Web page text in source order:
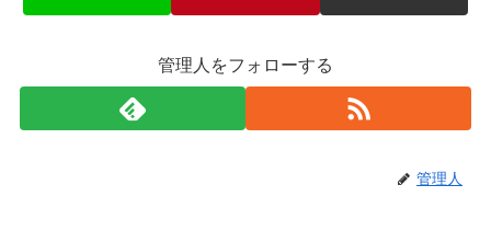
管理人をフォローする
管理人